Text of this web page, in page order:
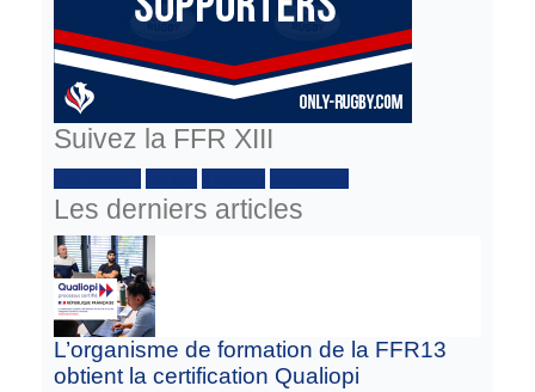
Suivez la FFR XIII
Les derniers articles
L’organisme de formation de la FFR13
obtient la certification Qualiopi